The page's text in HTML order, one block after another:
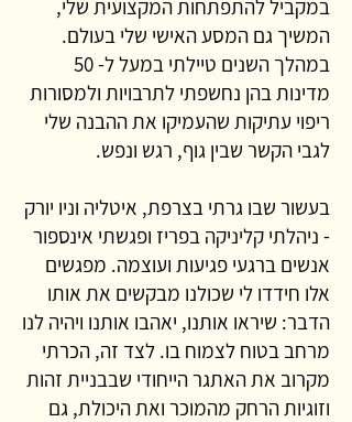
במקביל להתפתחות המקצועית שלי,
המשיך גם המסע האישי שלי בעולם.
במהלך השנים טיילתי במעל ל- 50
מדינות בהן נחשפתי לתרבויות ולמסורות
ריפוי עתיקות שהעמיקו את ההבנה שלי
לגבי הקשר שבין גוף, רגש ונפש.
בעשור שבו גרתי בצרפת, איטליה וניו יורק
- ניהלתי קליניקה בפריז ופגשתי אינספור
אנשים ברגעי פגיעות ועוצמה. מפגשים
אלו חידדו לי שכולנו מבקשים את אותו
הדבר: שיראו אותנו, יאהבו אותנו ויהיה לנו
מרחב בטוח לצמוח בו. ​לצד זה, הכרתי
מקרוב את האתגר הייחודי שבבניית זהות
וזוגיות הרחק מהמוכר ואת היכולת, גם